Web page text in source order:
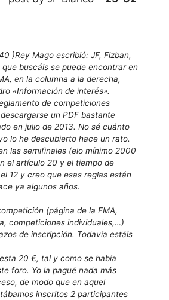
)Rey Mago escribió: JF, Fizban,
buscáis se puede encontrar en
en la columna a la derecha,
«Información de interés».
de competiciones
un PDF bastante
en julio de 2013. No sé cuánto
lo he descubierto hace un rato.
las semifinales (elo mínimo 2000
el artículo 20 y el tiempo de
12 y creo que esas reglas están
ya algunos años.
(página de la FMA,
competiciones individuales,…)
de inscripción. Todavía estáis
20 €, tal y como se había
foro. Yo la pagué nada más
de modo que en aquel
inscritos 2 participantes